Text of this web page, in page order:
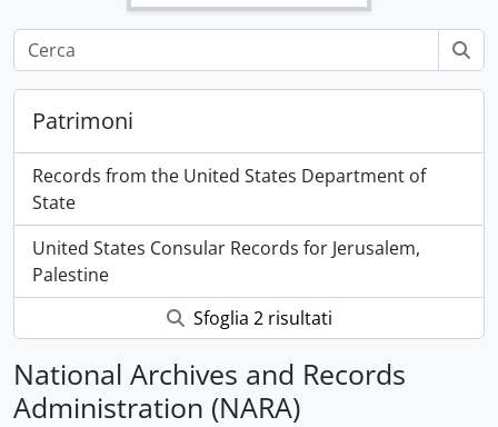
Patrimoni
Records from the United States Department of
State
United States Consular Records for Jerusalem,
Palestine
Sfoglia 2 risultati
National Archives and Records
Administration (NARA)